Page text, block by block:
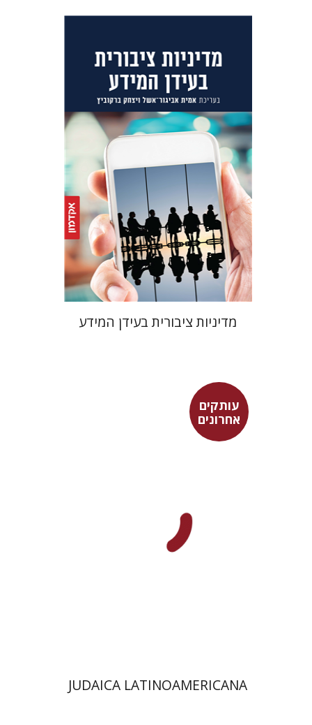
יצחק ברקוביץ אמית אביגור-אשל
הנחת אתר ספר מודפס
$35
$32
מדיניות ציבורית בעידן המידע
עותקים
אחרונים
JUDAICA LATINOAMERICANA